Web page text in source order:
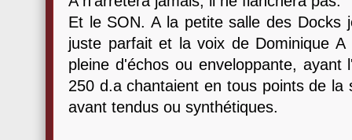
Et le SON. A la petite salle des Docks
juste parfait et la voix de Dominique
pleine d'échos ou enveloppante,
250 d.a chantaient en tous points de
avant tendus ou synthétiques.